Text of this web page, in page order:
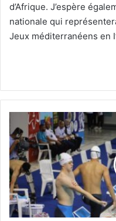
d’Afrique. J’espère
nationale qui
Jeux méditerranéens en
Championnat
national
Open,
seniors
-
-
Le
rendez-
vous